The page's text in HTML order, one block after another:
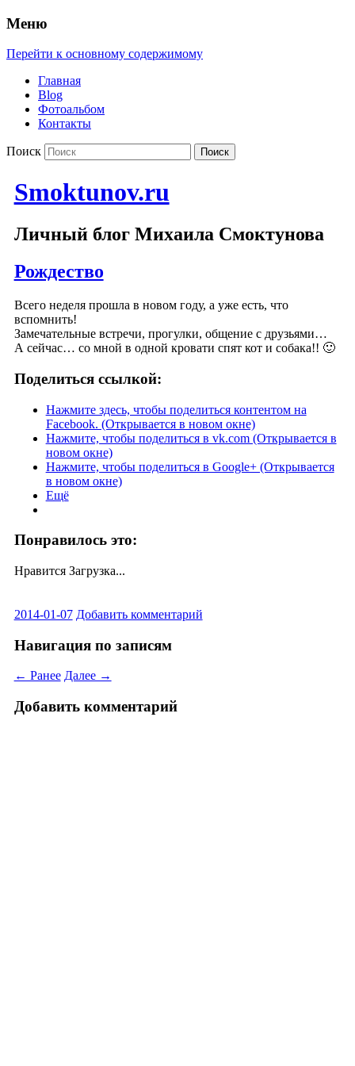
Меню
Перейти к основному содержимому
Главная
Blog
Фотоальбом
Контакты
Поиск
Smoktunov.ru
Личный блог Михаила Смоктунова
Рождество
Всего неделя прошла в новом году, а уже есть, что
вспомнить!
Замечательные встречи, прогулки, общение с друзьями…
А сейчас… со мной в одной кровати спят кот и собака!! 🙂
Поделиться ссылкой:
Нажмите здесь, чтобы поделиться контентом на
Facebook. (Открывается в новом окне)
Нажмите, чтобы поделиться в vk.com (Открывается в
новом окне)
Нажмите, чтобы поделиться в Google+ (Открывается
в новом окне)
Ещё
Понравилось это:
Нравится Загрузка...
2014-01-07 Добавить комментарий
Навигация по записям
← Ранее Далее →
Добавить комментарий